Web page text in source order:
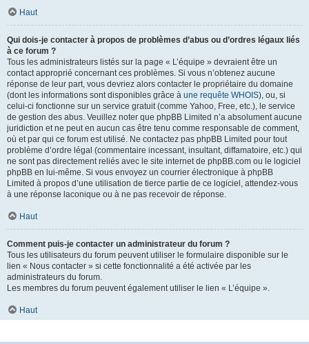
Haut
Qui dois-je contacter à propos de problèmes d’abus ou d’ordres légaux liés
à ce forum ?
Tous les administrateurs listés sur la page « L’équipe » devraient être un
contact approprié concernant ces problèmes. Si vous n’obtenez aucune
réponse de leur part, vous devriez alors contacter le propriétaire du domaine
(dont les informations sont disponibles grâce à une requête WHOIS), ou, si
celui-ci fonctionne sur un service gratuit (comme Yahoo, Free, etc.), le service
de gestion des abus. Veuillez noter que phpBB Limited n’a absolument aucune
juridiction et ne peut en aucun cas être tenu comme responsable de comment,
où et par qui ce forum est utilisé. Ne contactez pas phpBB Limited pour tout
problème d’ordre légal (commentaire incessant, insultant, diffamatoire, etc.) qui
ne sont pas directement reliés avec le site internet de phpBB.com ou le logiciel
phpBB en lui-même. Si vous envoyez un courrier électronique à phpBB
Limited à propos d’une utilisation de tierce partie de ce logiciel, attendez-vous
à une réponse laconique ou à ne pas recevoir de réponse.
Haut
Comment puis-je contacter un administrateur du forum ?
Tous les utilisateurs du forum peuvent utiliser le formulaire disponible sur le
lien « Nous contacter » si cette fonctionnalité a été activée par les
administrateurs du forum.
Les membres du forum peuvent également utiliser le lien « L’équipe ».
Haut